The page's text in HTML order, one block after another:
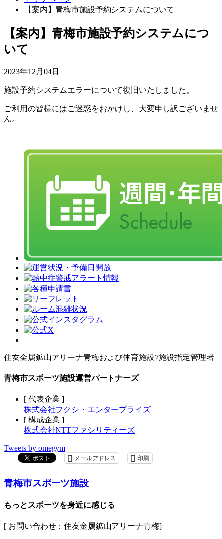
【案内】青梅市施設予約システムについて
【案内】青梅市施設予約システムにつ
いて
2023年12月04日
施設予約システムエラーについて復旧いたしました。
ご利用の皆様にはご迷惑をおかけし、大変申し訳ございませ
ん。
住友金属鉱山アリーナ青梅および体育施設7施設指定管理者
青梅市スポーツ施設運営パートナーズ
[ 代表企業 ]
株式会社フクシ・エンタープライズ
[ 構成企業 ]
株式会社NTTファシリティーズ
Tweets by omegym
メールアドレス
印刷
青梅市スポーツ施設
もっとスポーツを身近に感じる
[ お問い合わせ：住友金属鉱山アリーナ青梅]